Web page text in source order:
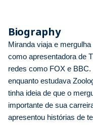
Biography
Miranda viaja e
como apresentadora de
redes como FOX e
enquanto estudava
tinha ideia de que o
importante de sua
apresentou histórias de